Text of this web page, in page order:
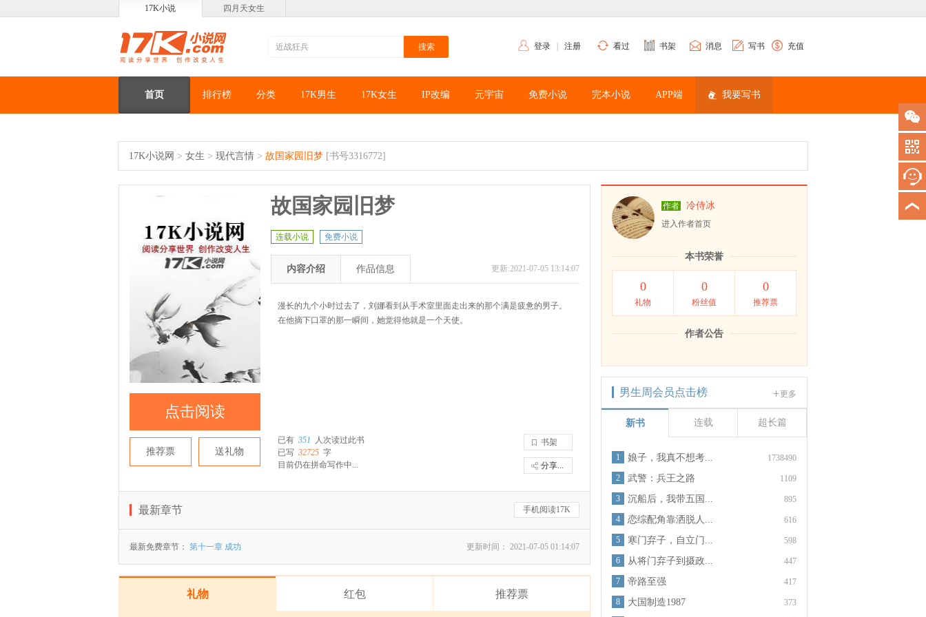
17K小说 四月天女生
登录 注册 看过 书架 消息 写书 充值
首页 排行榜 分类 17K男生 17K女生 IP改编 元宇宙 免费小说 完本小说 APP端 我要写书
17K小说网 > 女生 > 现代言情 > 故国家园旧梦 [书号3316772]
点击阅读
推荐票 送礼物
故国家园旧梦
连载小说 免费小说
更新:2021-07-05 13:14:07
内容介绍 作品信息
漫长的九个小时过去了，刘娜看到从手术室里面走出来的那个满是疲惫的男子。
在他摘下口罩的那一瞬间，她觉得他就是一个天使。
书架
分享...
已有 351
人次读过此书
已写 32725 字
目前仍在拼命写作中...
手机阅读17K
最新章节
更新时间： 2021-07-05 01:14:07
最新免费章节： 第十一章 成功
礼物 红包 推荐票
作者 冷侍冰
进入作者首页
本书荣誉
0
礼物
0
粉丝值
0
推荐票
作者公告
更多
男生周会员点击榜
新书 连载 超长篇
1738490
1 娘子，我真不想考...
1109
2 武警：兵王之路
895
3 沉船后，我带五国...
616
4 恋综配角靠洒脱人...
598
5 寒门弃子，自立门...
447
6 从将门弃子到摄政...
417
7 帝路至强
373
8 大国制造1987